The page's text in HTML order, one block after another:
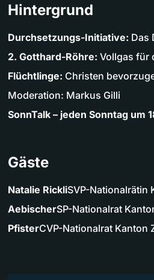
Hintergrund
Durchsetzungs-Initiative: Das
2. Gotthard-Röhre: Vollgas für
Flüchtlinge: Christen
Moderation: Markus Gilli
SonnTalk – jeden Sonntag um
Gäste
Natalie RickliSVP-Nationalrätin
AebischerSP-Nationalrat
PfisterCVP-Nationalrat Kanton